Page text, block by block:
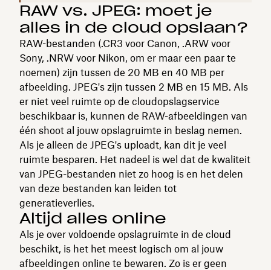
RAW vs. JPEG: moet je
alles in de cloud opslaan?
RAW-bestanden (.CR3 voor Canon, .ARW voor
Sony, .NRW voor Nikon, om er maar een paar te
noemen) zijn tussen de 20 MB en 40 MB per
afbeelding. JPEG's zijn tussen 2 MB en 15 MB. Als
er niet veel ruimte op de cloudopslagservice
beschikbaar is, kunnen de RAW-afbeeldingen van
één shoot al jouw opslagruimte in beslag nemen.
Als je alleen de JPEG's uploadt, kan dit je veel
ruimte besparen. Het nadeel is wel dat de kwaliteit
van JPEG-bestanden niet zo hoog is en het delen
van deze bestanden kan leiden tot
generatieverlies.
Altijd alles online
Als je over voldoende opslagruimte in de cloud
beschikt, is het het meest logisch om al jouw
afbeeldingen online te bewaren. Zo is er geen